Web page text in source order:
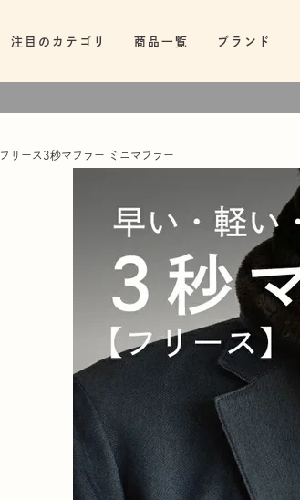
注目のカテゴリ 商品一覧 ブランド
フリース3秒マフラー ミニマフラー